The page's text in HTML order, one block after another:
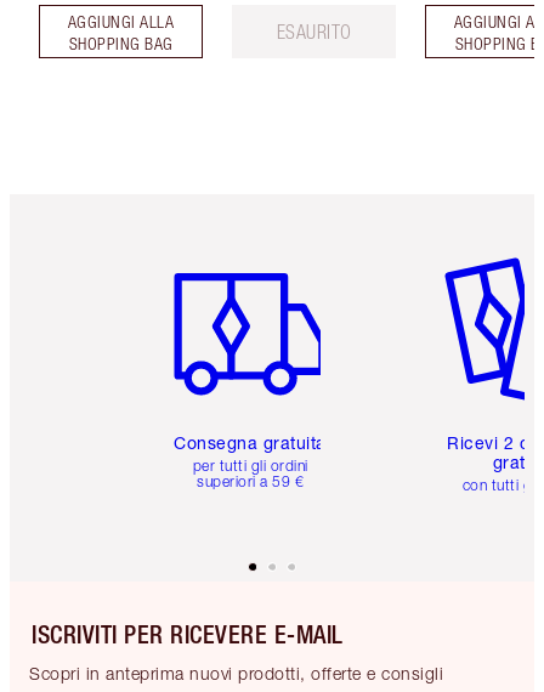
AGGIUNGI ALLA
SHOPPING BAG
ESAURITO
AGGIUNGI
SHOPPING
Consegna gratuita
per tutti gli ordini
superiori a 59 €
Ricevi 2
con tutti gli
ISCRIVITI PER RICEVERE E-MAIL
Scopri in anteprima nuovi prodotti, offerte e consigli